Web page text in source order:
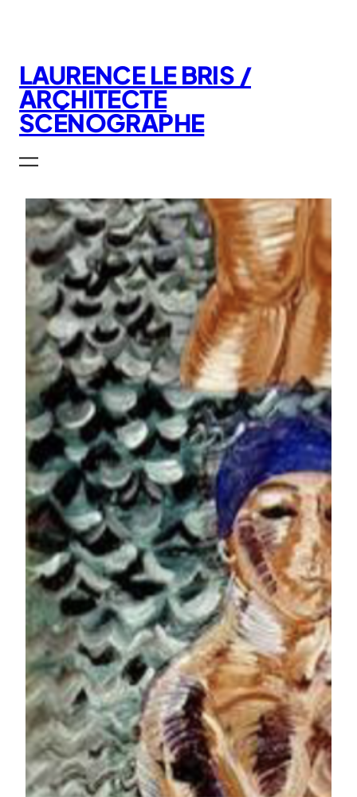
LAURENCE LE BRIS /
ARCHITECTE
SCÉNOGRAPHE